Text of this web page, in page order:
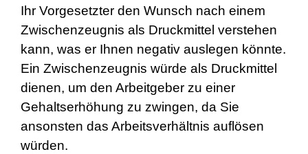
Ihr Vorgesetzter den Wunsch nach einem
Zwischenzeugnis als Druckmittel verstehen
kann, was er Ihnen negativ auslegen könnte.
Ein Zwischenzeugnis würde als Druckmittel
dienen, um den Arbeitgeber zu einer
Gehaltserhöhung zu zwingen, da Sie
ansonsten das Arbeitsverhältnis auflösen
würden.